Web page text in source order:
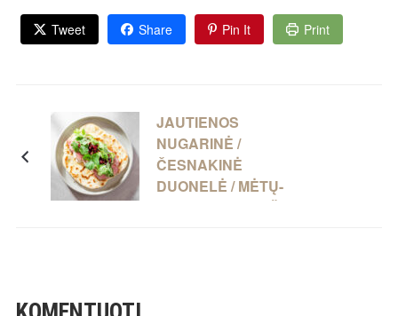
Tweet Share Pin It Print
JAUTIENOS
NUGARINĖ /
ČESNAKINĖ
DUONELĖ / MĖTŲ-
JOGURTO PADAŽAS /